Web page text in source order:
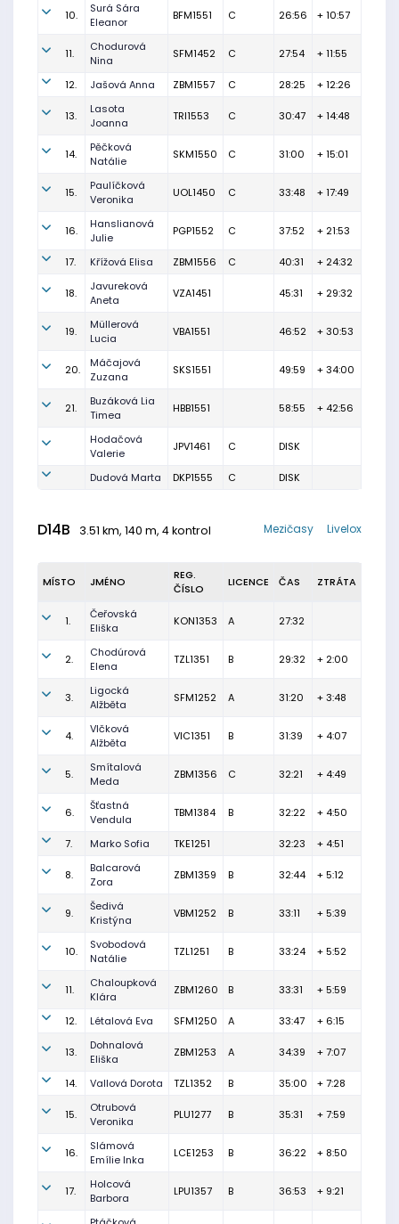
10.
Surá Sára
Eleanor
BFM1551 C 26:56 + 10:57
11.
Chodurová
Nina
SFM1452 C 27:54 + 11:55
12. Jašová Anna ZBM1557 C 28:25 + 12:26
13.
Lasota
Joanna
TRI1553 C 30:47 + 14:48
14.
Pěčková
Natálie
SKM1550 C 31:00 + 15:01
15.
Paulíčková
Veronika
UOL1450 C 33:48 + 17:49
16.
Hanslianová
Julie
PGP1552 C 37:52 + 21:53
17. Křížová Elisa ZBM1556 C 40:31 + 24:32
18.
Javureková
Aneta
VZA1451 45:31 + 29:32
19.
Müllerová
Lucia
VBA1551 46:52 + 30:53
20.
Máčajová
Zuzana
SKS1551 49:59 + 34:00
21.
Buzáková Lia
Timea
HBB1551 58:55 + 42:56
Hodačová
Valerie
JPV1461 C DISK
Dudová Marta DKP1555 C DISK
D14B 3.51 km, 140 m, 4 kontrol Livelox
Mezičasy
MÍSTO JMÉNO
REG.
ČÍSLO
LICENCE ČAS ZTRÁTA
1.
Čeřovská
Eliška
KON1353 A 27:32
2.
Chodúrová
Elena
TZL1351 B 29:32 + 2:00
3.
Ligocká
Alžběta
SFM1252 A 31:20 + 3:48
4.
Vlčková
Alžběta
VIC1351 B 31:39 + 4:07
5.
Smítalová
Meda
ZBM1356 C 32:21 + 4:49
6.
Šťastná
Vendula
TBM1384 B 32:22 + 4:50
7. Marko Sofia TKE1251 32:23 + 4:51
8.
Balcarová
Zora
ZBM1359 B 32:44 + 5:12
9.
Šedivá
Kristýna
VBM1252 B 33:11 + 5:39
10.
Svobodová
Natálie
TZL1251 B 33:24 + 5:52
11.
Chaloupková
Klára
ZBM1260 B 33:31 + 5:59
12. Létalová Eva SFM1250 A 33:47 + 6:15
13.
Dohnalová
Eliška
ZBM1253 A 34:39 + 7:07
14. Vallová Dorota TZL1352 B 35:00 + 7:28
15.
Otrubová
Veronika
PLU1277 B 35:31 + 7:59
16.
Slámová
Emílie Inka
LCE1253 B 36:22 + 8:50
17.
Holcová
Barbora
LPU1357 B 36:53 + 9:21